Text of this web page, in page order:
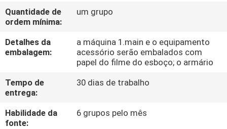
EXCURSÃO
DA
FÁBRICA
CONTROLE
DA
QUALIDADE
Quantidade de
ordem mínima:
um grupo
Detalhes da
embalagem:
a máquina 1.main e o equipamento
acessório serão embalados com
papel do filme do esboço; o armário
Tempo de
entrega:
30 dias de trabalho
Habilidade da
fonte:
6 grupos pelo mês